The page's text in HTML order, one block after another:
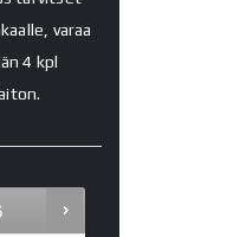
varaa
4 kpl